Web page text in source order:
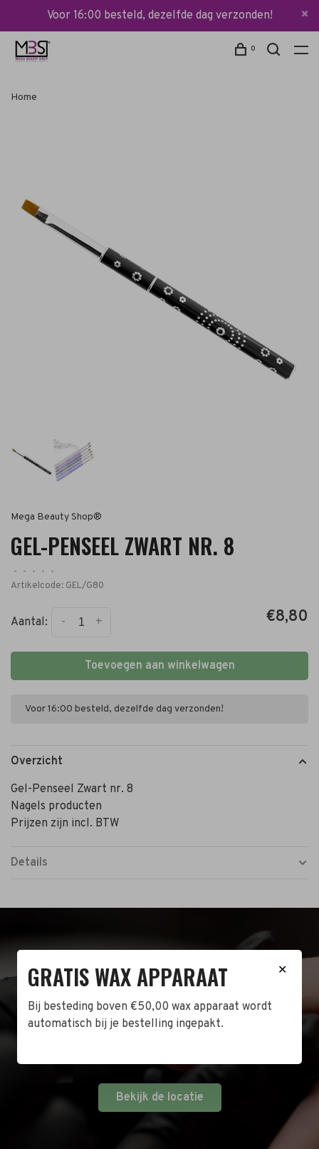
Voor 16:00 besteld, dezelfde dag verzonden!
0
Home
Mega Beauty Shop®
GEL-PENSEEL ZWART NR. 8
• • • •
•
Artikelcode: GEL/G80
Aantal: +
- €8,80
Toevoegen aan winkelwagen
Voor 16:00 besteld, dezelfde dag verzonden!
Overzicht
Gel-Penseel Zwart nr. 8
Nagels producten
Prijzen zijn incl. BTW
Details
BEZOEK DE WINKEL!
Naast de online shop hebben wij ook een fysieke
winkel in Zwijndrecht! Het adres is: Antoni van
Leeuwenhoekstraat 10. Kom op een doordeweekse
Bekijk de locatie
✕
GRATIS WAX APPARAAT
Bij besteding boven €50,00 wax apparaat wordt
automatisch bij je bestelling ingepakt.